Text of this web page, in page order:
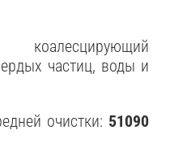
коалесцирующий
частиц, воды и
очистки: 51090